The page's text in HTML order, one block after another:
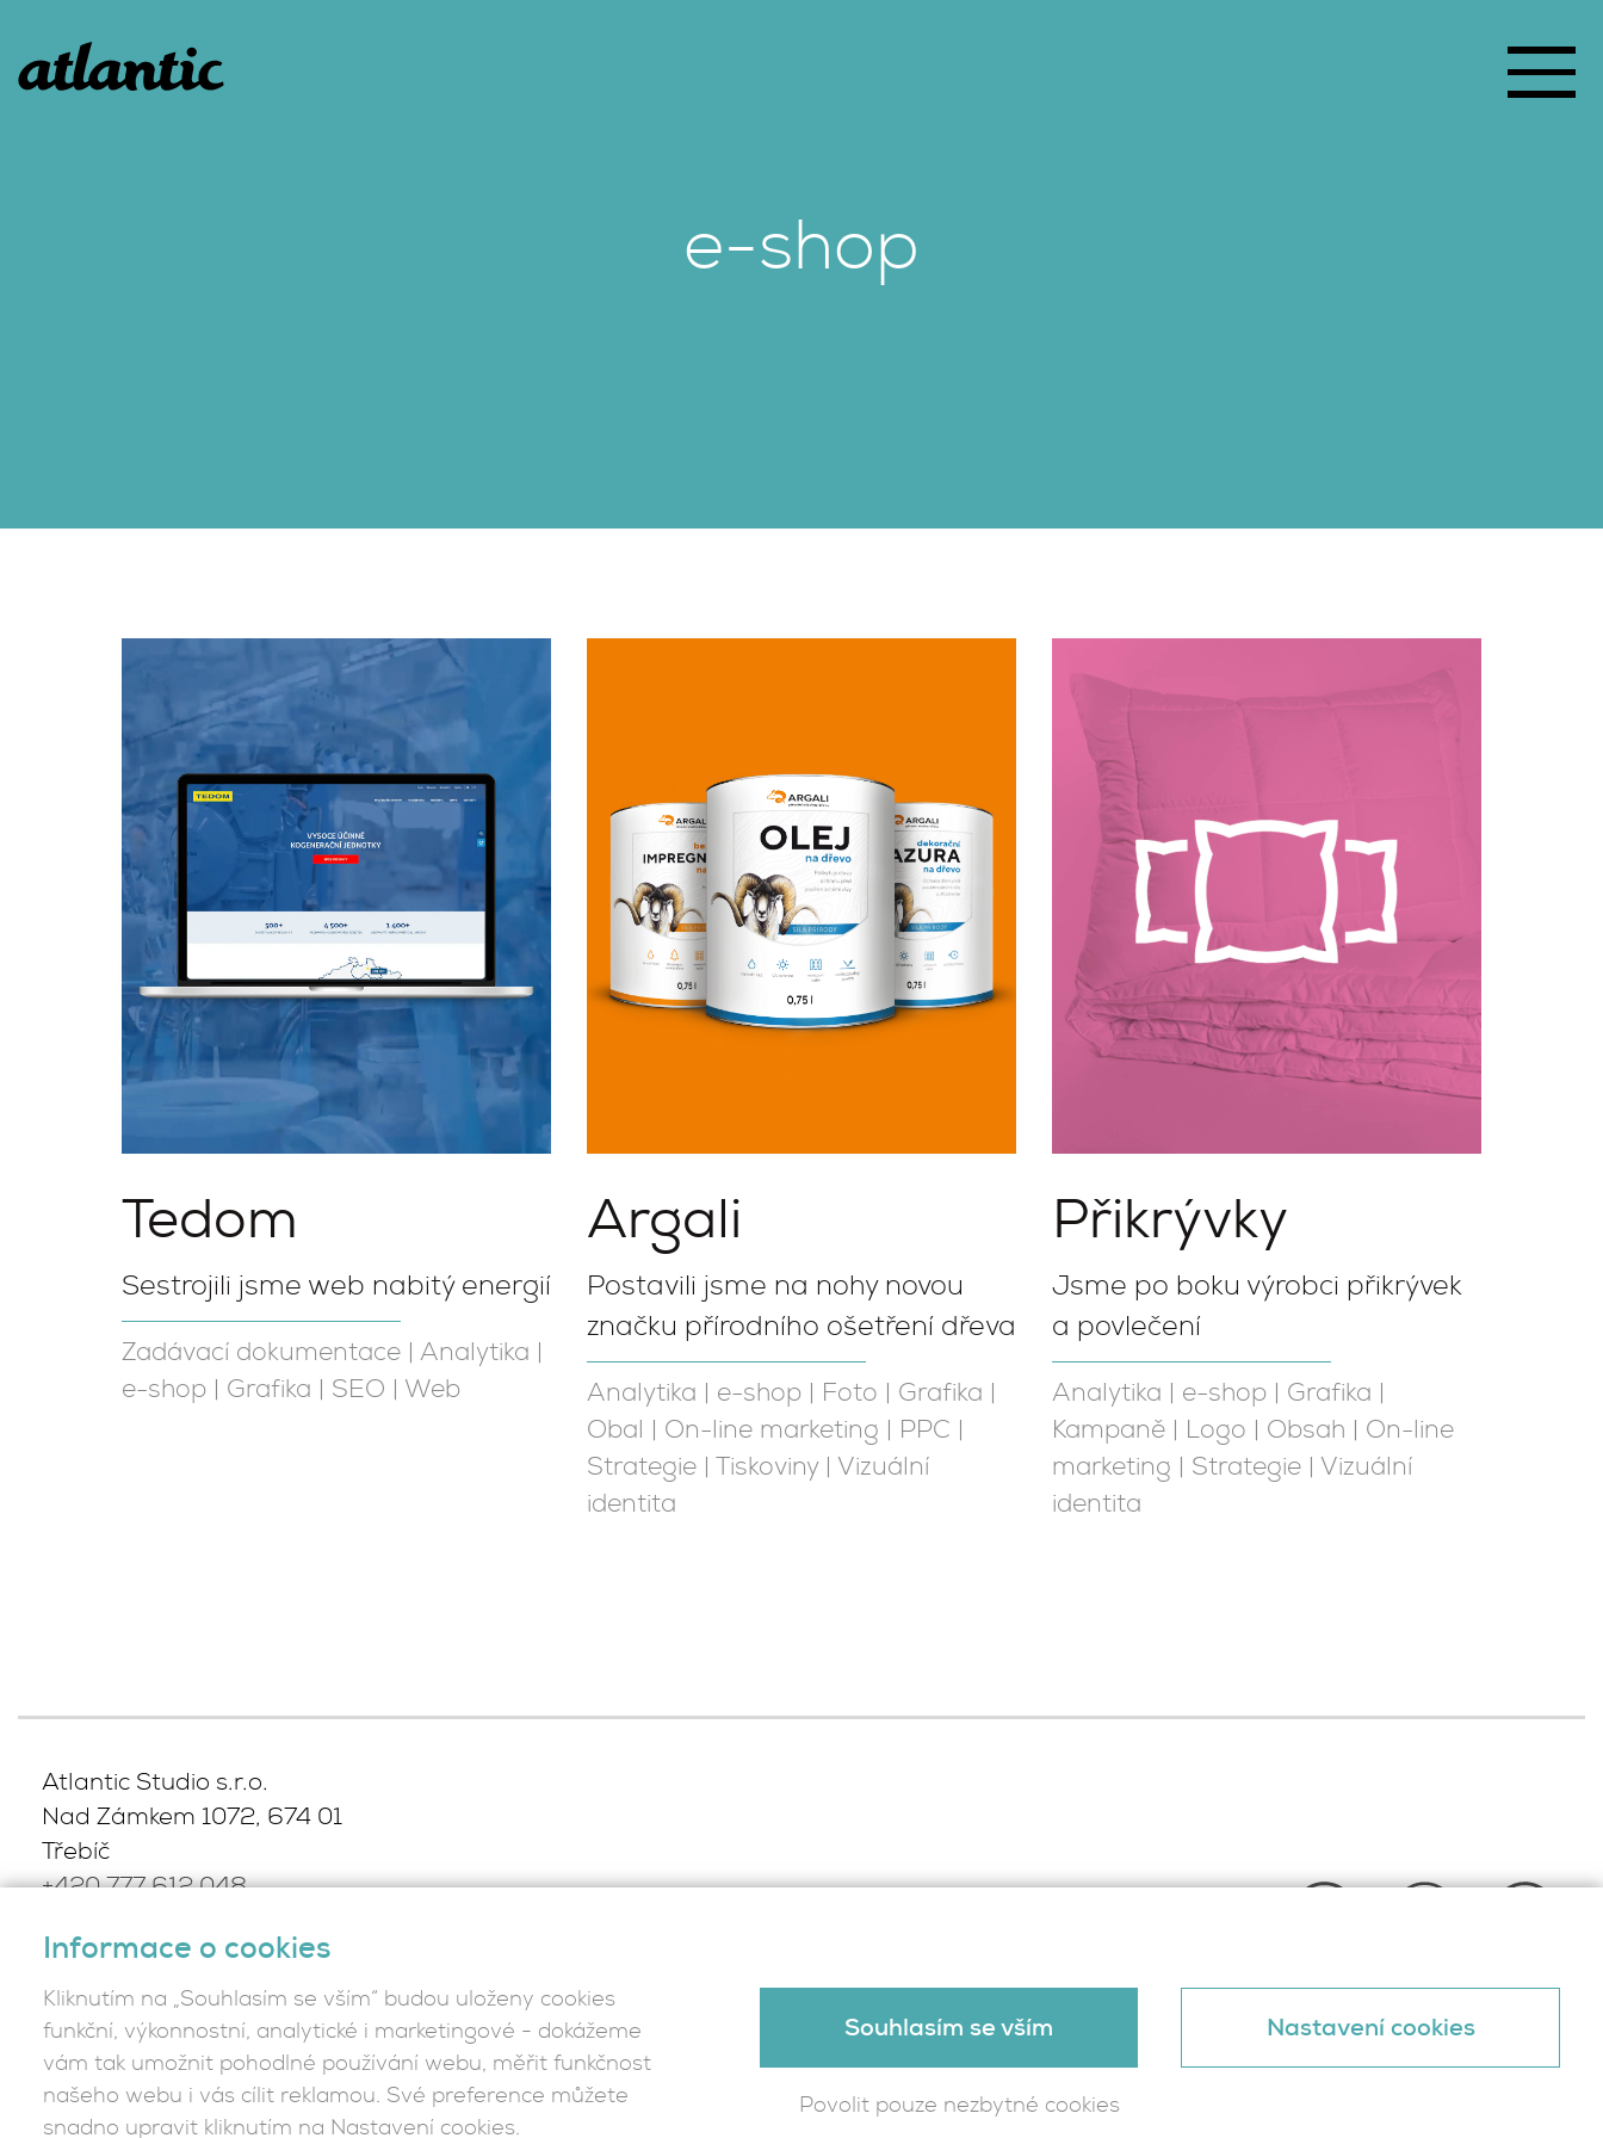
e-shop
Tedom
Sestrojili jsme web nabitý energií
Zadávací dokumentace | Analytika |
e-shop | Grafika | SEO | Web
Argali
Postavili jsme na nohy novou
značku přírodního ošetření dřeva
Analytika | e-shop | Foto | Grafika |
Obal | On-line marketing | PPC |
Strategie | Tiskoviny| Vizuální
identita
Přikrývky
Jsme po boku výrobci přikrývek
a povlečení
Analytika | e-shop | Grafika |
Kampaně | Logo | Obsah | On-line
marketing | Strategie | Vizuální
identita
Atlantic Studio s.r.o.
Nad Zámkem 1072, 674 01
Třebíč
+420 777 612 048,
Podmínky ochrany osobních
údajů
Kontakt
Informace o cookies
Kliknutím na „Souhlasím se vším“ budou uloženy cookies
funkční, výkonnostní, analytické i marketingové - dokážeme
vám tak umožnit pohodlné používání webu, měřit funkčnost
našeho webu i vás cílit reklamou. Své preference můžete
snadno upravit kliknutím na Nastavení cookies.
Souhlasím se vším Nastavení cookies
Povolit pouze nezbytné cookies